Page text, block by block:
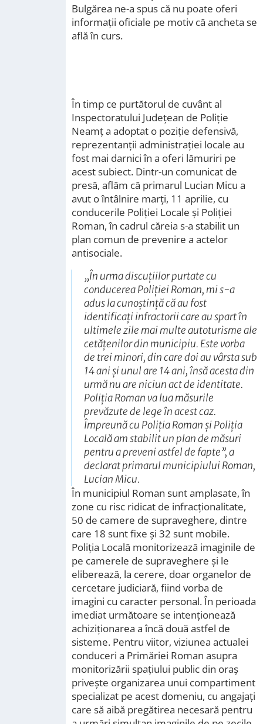
Bulgărea ne-a spus că nu poate oferi
informații oficiale pe motiv că ancheta se
află în curs.
În timp ce purtătorul de cuvânt al
Inspectoratului Județean de Poliție
Neamț a adoptat o poziție defensivă,
reprezentanții administrației locale au
fost mai darnici în a oferi lămuriri pe
acest subiect. Dintr-un comunicat de
presă, aflăm că primarul Lucian Micu a
avut o întâlnire marţi, 11 aprilie, cu
conducerile Poliţiei Locale şi Poliţiei
Roman, în cadrul căreia s-a stabilit un
plan comun de prevenire a actelor
antisociale.
„În urma discuţiilor purtate cu
conducerea Poliţiei Roman, mi s-a
adus la cunoştinţă că au fost
identificaţi infractorii care au spart în
ultimele zile mai multe autoturisme ale
cetăţenilor din municipiu. Este vorba
de trei minori, din care doi au vârsta sub
14 ani şi unul are 14 ani, însă acesta din
urmă nu are niciun act de identitate.
Poliţia Roman va lua măsurile
prevăzute de lege în acest caz.
Împreună cu Poliţia Roman şi Poliţia
Locală am stabilit un plan de măsuri
pentru a preveni astfel de fapte”, a
declarat primarul municipiului Roman,
Lucian Micu.
În municipiul Roman sunt amplasate, în
zone cu risc ridicat de infracţionalitate,
50 de camere de supraveghere, dintre
care 18 sunt fixe şi 32 sunt mobile.
Poliţia Locală monitorizează imaginile de
pe camerele de supraveghere şi le
eliberează, la cerere, doar organelor de
cercetare judiciară, fiind vorba de
imagini cu caracter personal. În perioada
imediat următoare se intenţionează
achiziţionarea a încă două astfel de
sisteme. Pentru viitor, viziunea actualei
conduceri a Primăriei Roman asupra
monitorizării spaţiului public din oraş
priveşte organizarea unui compartiment
specializat pe acest domeniu, cu angajaţi
care să aibă pregătirea necesară pentru